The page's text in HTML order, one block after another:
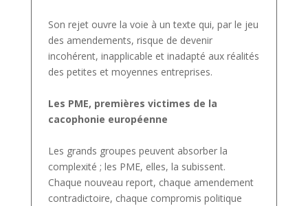
Son rejet ouvre la voie à un texte qui, par le jeu
des amendements, risque de devenir
incohérent, inapplicable et inadapté aux réalités
des petites et moyennes entreprises.
Les PME, premières victimes de la
cacophonie européenne
Les grands groupes peuvent absorber la
complexité ; les PME, elles, la subissent.
Chaque nouveau report, chaque amendement
contradictoire, chaque compromis politique